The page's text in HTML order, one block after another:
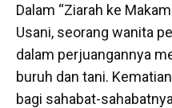
Dalam “Ziarah ke
Usani, seorang wanita
dalam perjuangannya
buruh dan tani.
bagi sahabat-